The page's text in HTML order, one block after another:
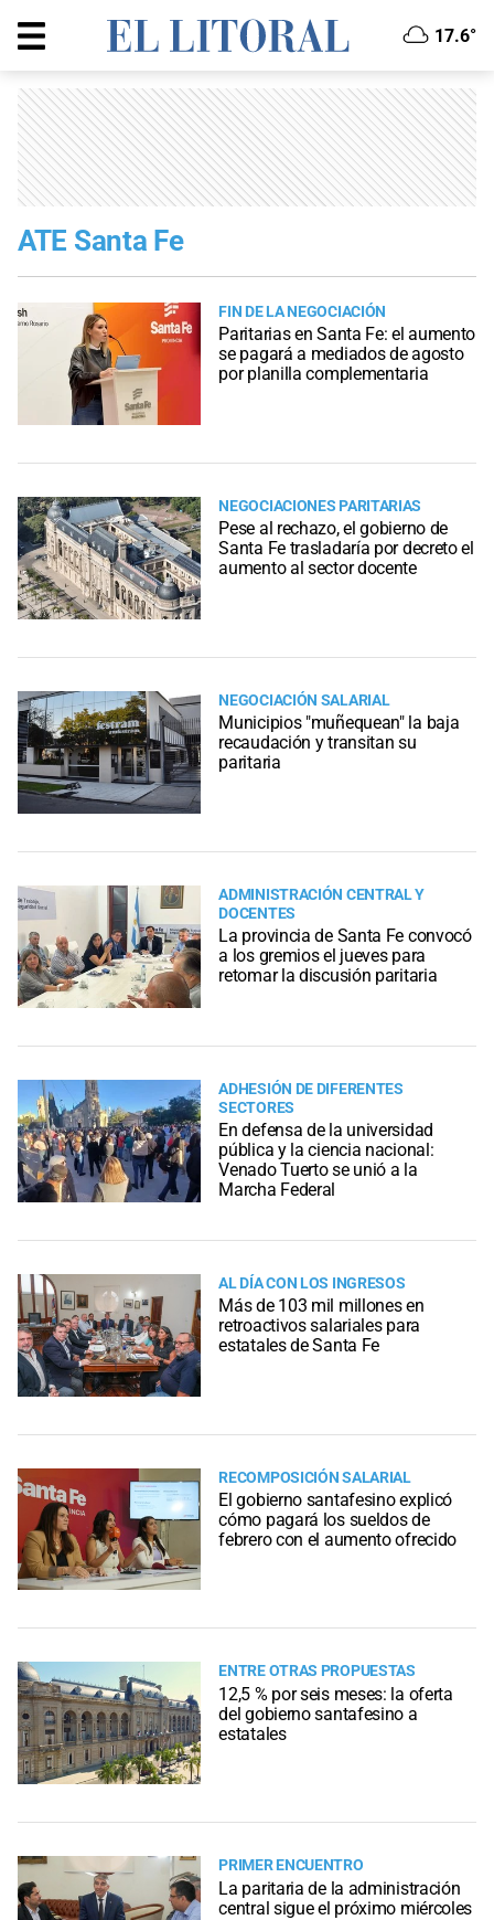
17.6°
ATE Santa Fe
FIN DE LA NEGOCIACIÓN
Paritarias en Santa Fe: el aumento
se pagará a mediados de agosto
por planilla complementaria
NEGOCIACIONES PARITARIAS
Pese al rechazo, el gobierno de
Santa Fe trasladaría por decreto el
aumento al sector docente
NEGOCIACIÓN SALARIAL
Municipios "muñequean" la baja
recaudación y transitan su
paritaria
ADMINISTRACIÓN CENTRAL Y
DOCENTES
La provincia de Santa Fe convocó
a los gremios el jueves para
retomar la discusión paritaria
ADHESIÓN DE DIFERENTES
SECTORES
En defensa de la universidad
pública y la ciencia nacional:
Venado Tuerto se unió a la
Marcha Federal
AL DÍA CON LOS INGRESOS
Más de 103 mil millones en
retroactivos salariales para
estatales de Santa Fe
RECOMPOSICIÓN SALARIAL
El gobierno santafesino explicó
cómo pagará los sueldos de
febrero con el aumento ofrecido
ENTRE OTRAS PROPUESTAS
12,5 % por seis meses: la oferta
del gobierno santafesino a
estatales
PRIMER ENCUENTRO
La paritaria de la administración
central sigue el próximo miércoles